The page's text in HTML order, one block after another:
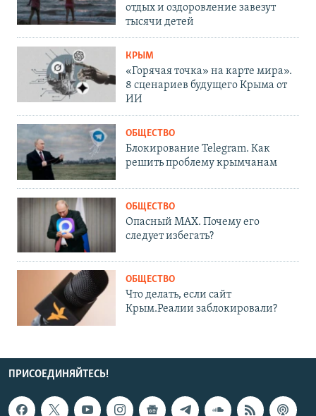
отдых и оздоровление завезут
тысячи детей
КРЫМ
«Горячая точка» на карте мира».
8 сценариев будущего Крыма от
ИИ
ОБЩЕСТВО
Блокирование Telegram. Как
решить проблему крымчанам
ОБЩЕСТВО
Опасный MAX. Почему его
следует избегать?
ОБЩЕСТВО
Что делать, если сайт
Крым.Реалии заблокировали?
ПРИСОЕДИНЯЙТЕСЬ!